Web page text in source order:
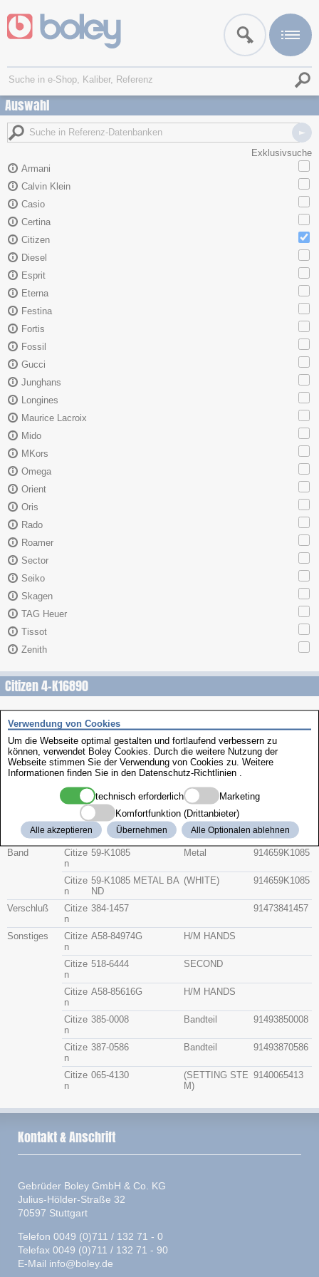
Auswahl
Exklusivsuche
Armani
Calvin Klein
Casio
Certina
Citizen
Diesel
Esprit
Eterna
Festina
Fortis
Fossil
Gucci
Junghans
Longines
Maurice Lacroix
Mido
MKors
Omega
Orient
Oris
Rado
Roamer
Sector
Seiko
Skagen
TAG Heuer
Tissot
Zenith
Citizen 4-K16890
Gruppe HerstellerTeile-Nr. Beschreibung Artikel-Nr.
Glas
Citize 54-K4464G
Citize
n
506-M502B
9142506M502
Bodendichtu Citize
n
392-1069 91433921069
Band
Citize
n
59-K1085 Metal 914659K1085
Citize
n
59-K1085 METAL BA
ND
(WHITE) 914659K1085
Verschluß
Citize
n
384-1457 91473841457
Sonstiges
Citize
n
A58-84974G H/M HANDS
Citize
n
518-6444 SECOND
Citize
n
A58-85616G H/M HANDS
Citize
n
385-0008 Bandteil 91493850008
Citize
n
387-0586 Bandteil 91493870586
Citize
n
065-4130
(SETTING STE
M)
9140065413
Verwendung von Cookies
Um die Webseite optimal gestalten und fortlaufend verbessern zu
können, verwendet Boley Cookies. Durch die weitere Nutzung der
Webseite stimmen Sie der Verwendung von Cookies zu. Weitere
Informationen finden Sie in den Datenschutz-Richtlinien
technisch erforderlich
Marketing
Komfortfunktion (Drittanbieter)
Alle akzeptieren Übernehmen Alle Optionalen ablehnen
Kontakt & Anschrift
Gebrüder Boley GmbH & Co. KG
Julius-Hölder-Straße 32
70597 Stuttgart
Telefon 0049 (0)711 / 132 71 - 0
Telefax 0049 (0)711 / 132 71 - 90
E-Mail info@boley.de